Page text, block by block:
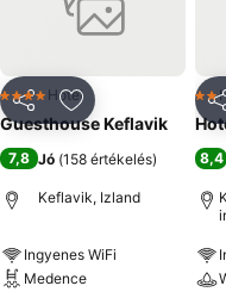
MegosztásHozzáadás a
4 Kategória
Hotel
Guesthouse Keflavik
7,8 Jó (158 értékelés)
Keflavik, Izland
Ingyenes WiFi
Medence
2
8,4